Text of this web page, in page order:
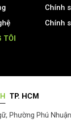
Chính
Chính
TÔI
TP. HCM
Phường Phú